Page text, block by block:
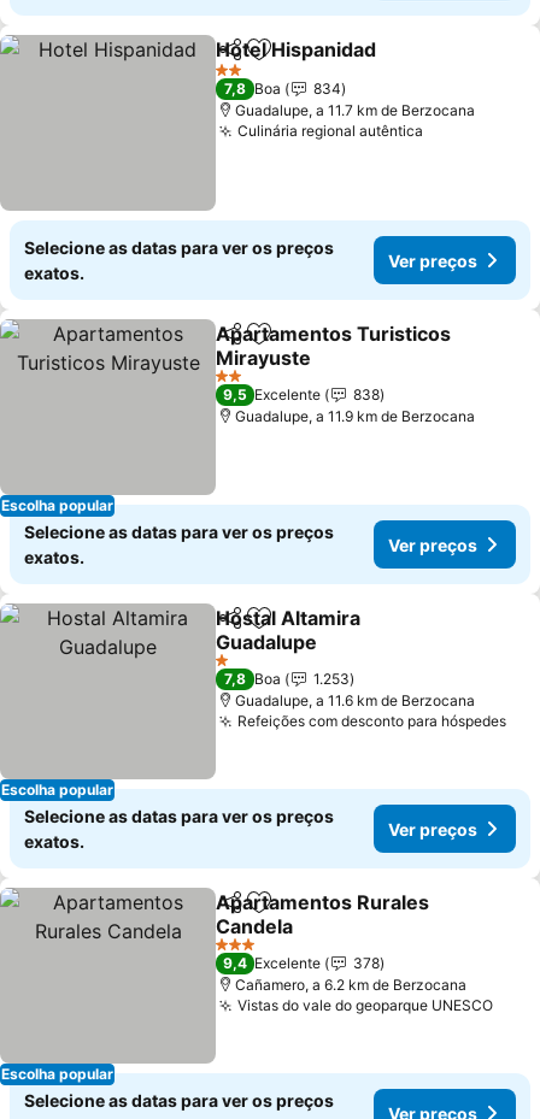
PartilharAdicionar aos favoritos
Hotel Hispanidad
2 Estrelas
7,8 Boa
834
Guadalupe, a 11.7 km de Berzocana
Culinária regional autêntica
Selecione as datas para ver os preços
exatos.
Ver preços
Escolha popular
PartilharAdicionar aos favoritos
Apartamentos Turisticos
Mirayuste
Ver preços
2 Estrelas
9,5 Excelente
838
Guadalupe, a 11.9 km de Berzocana
Selecione as datas para ver os preços
exatos.
Ver preços
Escolha popular
PartilharAdicionar aos favoritos
Hostal Altamira
Guadalupe
Ver preços
1 Estrelas
7,8 Boa
1.253
Guadalupe, a 11.6 km de Berzocana
Refeições com desconto para hóspedes
Selecione as datas para ver os preços
exatos.
Ver preços
Escolha popular
PartilharAdicionar aos favoritos
Apartamentos Rurales
Candela
Ver preços
3 Estrelas
9,4 Excelente
378
Cañamero, a 6.2 km de Berzocana
Vistas do vale do geoparque UNESCOVer
Selecione as datas para ver os preços
Ver preços